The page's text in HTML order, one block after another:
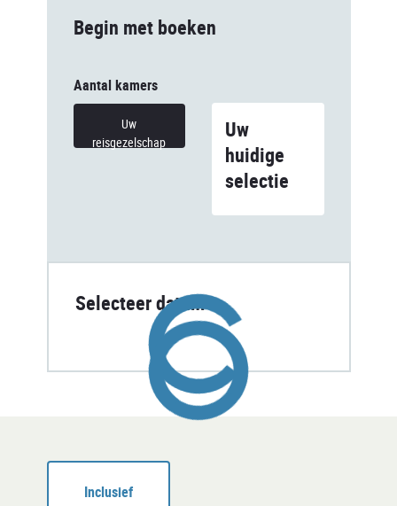
Begin met boeken
Aantal kamers
Uw
reisgezelschap
Uw
huidige
selectie
Selecteer datum
Loading...
Loading...
Loading...
Loading...
Inclusief